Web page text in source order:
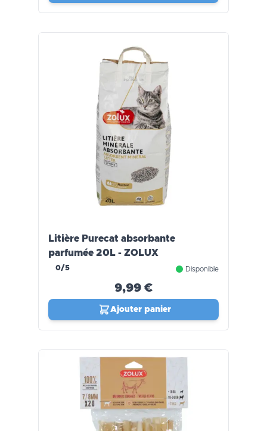
Litière Purecat absorbante
parfumée 20L - ZOLUX
0/5 Disponible
9,99 €
Ajouter panier